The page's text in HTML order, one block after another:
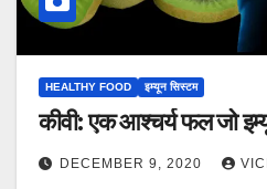
HEALTHY FOOD इम्यून सिस्टम
कीवी: एक
DECEMBER 9, 2020